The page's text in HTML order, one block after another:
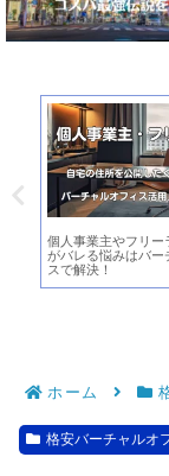
個人事業主やフリー
がバレる悩みはバー
スで解決！
ホーム
格安バーチャルオ